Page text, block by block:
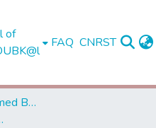
of
FAQ CNRST
Université Sidi Mohamed Ben Abdellah de Fès
- Saïs - Fès